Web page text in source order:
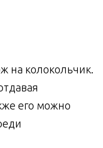
на колокольчик.
его можно